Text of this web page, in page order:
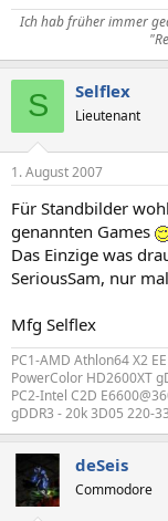
Ich hab früher immer
S Selflex
Lieutenant
1. August 2007
Für Standbilder
genannten Games
Das Einzige was
SeriousSam, nur
Mfg Selflex
PC1-AMD Athlon64 X2
PowerColor HD2600XT
PC2-Intel C2D
gDDR3 - 20k 3D05 220-
deSeis
Commodore